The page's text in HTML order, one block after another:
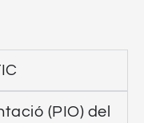
(PIO) del